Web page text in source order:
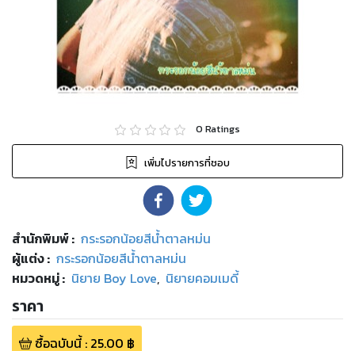
0 Ratings
เพิ่มไปรายการที่ชอบ
สำนักพิมพ์: กระรอกน้อยสีน้ำตาลหม่น
ผู้แต่ง : กระรอกน้อยสีน้ำตาลหม่น
หมวดหมู่: นิยาย Boy Love, นิยายคอมเมดี้
ราคา
ซื้อฉบับนี้: 25.00 ฿